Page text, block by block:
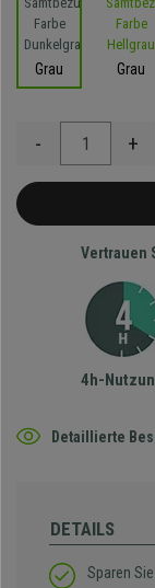
Grau Grau
- +
Vertrauen
4h-
Detaillierte
DETAILS
Sparen